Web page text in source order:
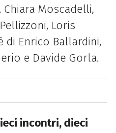
Moscadelli,
Loris
di Enrico Ballardini,
e Davide Gorla.
incontri, dieci